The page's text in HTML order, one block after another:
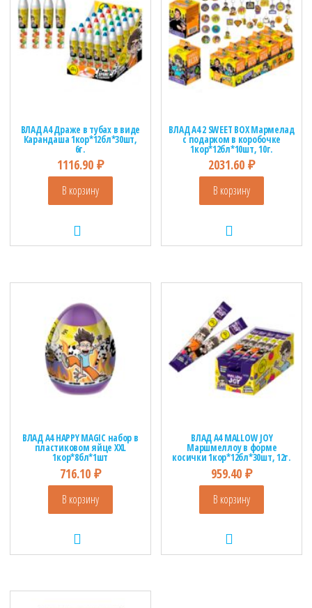
ВЛАД А4 Драже в тубах в виде
Карандаша 1кор*12бл*30шт,
6г.
1116.90 ₽
В корзину
ВЛАД А4 2 SWEET BOX Мармелад
с подарком в коробочке
1кор*12бл*10шт, 10г.
2031.60₽
В корзину
ВЛАД А4 HAPPY MAGIC набор в
пластиковом яйце XXL
1кор*8бл*1шт
716.10 ₽
В корзину
ВЛАД А4 MALLOW JOY
Маршмеллоу в форме
косички 1кор*12бл*30шт, 12г.
959.40₽
В корзину